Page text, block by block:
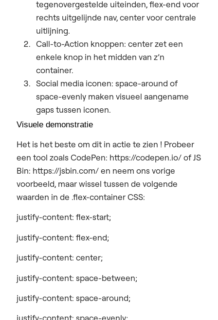
tegenovergestelde uiteinden, flex-end voor
rechts uitgelijnde nav, center voor centrale
uitlijning.
Call-to-Action knoppen: center zet een
enkele knop in het midden van z’n
container.
Social media iconen: space-around of
space-evenly maken visueel aangename
gaps tussen iconen.
Visuele demonstratie
Het is het beste om dit in actie te zien ! Probeer
een tool zoals CodePen: https://codepen.io/ of JS
Bin: https://jsbin.com/en neem ons vorige
voorbeeld, maar wissel tussen de volgende
waarden in de .flex-container CSS:
justify-content: flex-start;
justify-content: flex-end;
justify-content: center;
justify-content: space-between;
justify-content: space-around;